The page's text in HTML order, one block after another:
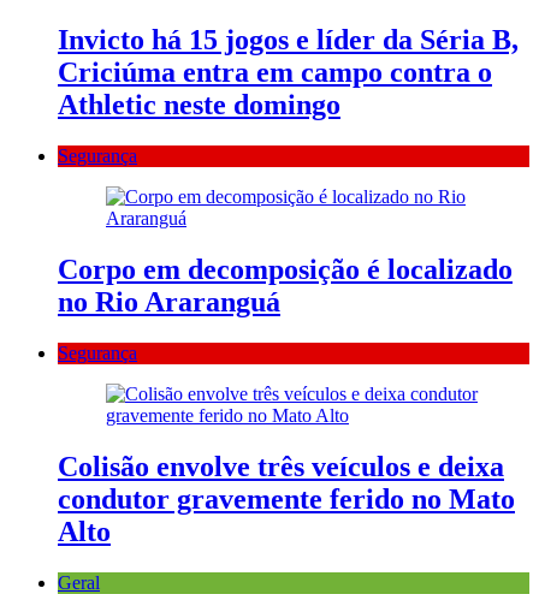
Invicto há 15 jogos e líder da Séria B,
Criciúma entra em campo contra o
Athletic neste domingo
Segurança
Corpo em decomposição é localizado
no Rio Araranguá
Segurança
Colisão envolve três veículos e deixa
condutor gravemente ferido no Mato
Alto
Geral